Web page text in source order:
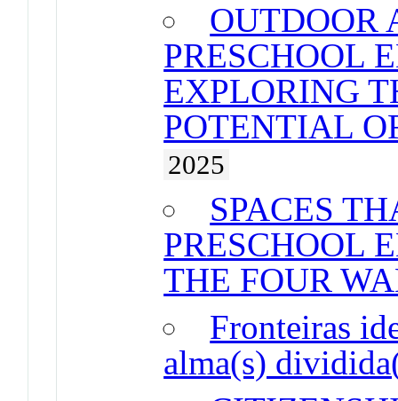
OUTDOOR
PRESCHOOL
EXPLORING
POTENTIAL
2025
SPACES
PRESCHOOL
THE FOUR
Fronteiras
alma(s)